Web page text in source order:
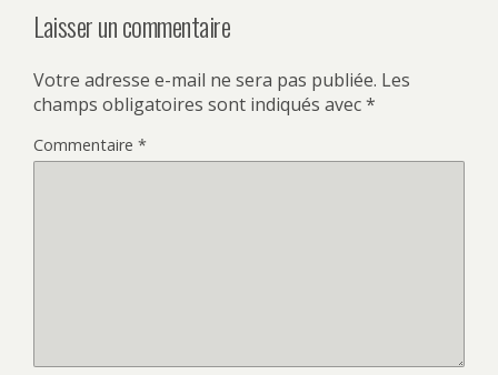
Laisser un commentaire
Votre adresse e-mail ne sera pas publiée. Les
champs obligatoires sont indiqués avec*
Commentaire *